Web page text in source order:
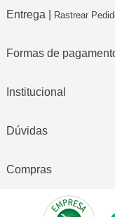
Entrega | Rastrear
Formas de
Institucional
Dúvidas
Compras